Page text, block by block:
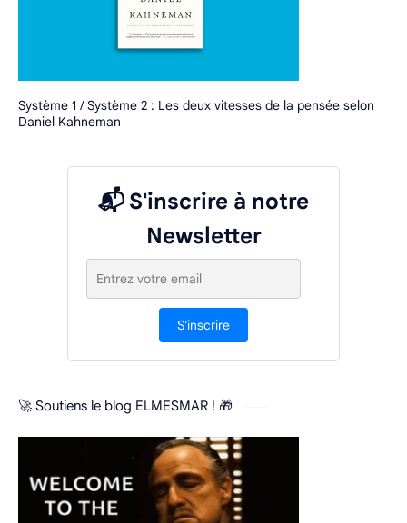
Système 1 / Système 2 : Les deux vitesses de la pensée selon
Daniel Kahneman
📬 S'inscrire à notre
Newsletter
S'inscrire
🚀 Soutiens le blog ELMESMAR ! 🎁